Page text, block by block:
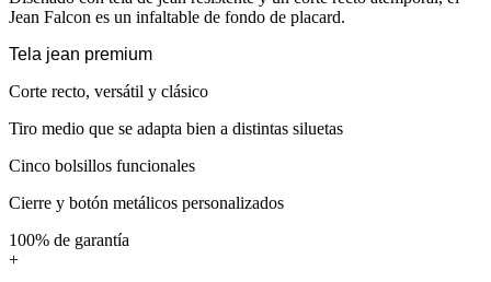
Jean Falcon es un infaltable de fondo de placard.
Tela jean premium
Corte recto, versátil y clásico
Tiro medio que se adapta bien a distintas siluetas
Cinco bolsillos funcionales
Cierre y botón metálicos personalizados
100% de garantía
+